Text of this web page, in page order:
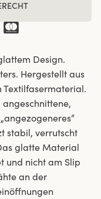
Design.
Hergestellt aus
Textilfasermaterial.
stabil, verrutscht
glatte Material
und nicht am Slip
an der